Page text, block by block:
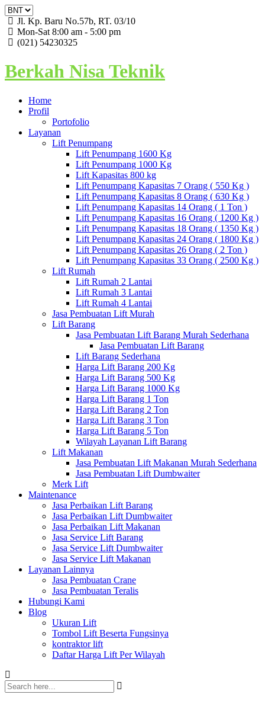
Jl. Kp. Baru No.57b, RT. 03/10
Mon-Sat 8:00 am - 5:00 pm
(021) 54230325
Berkah Nisa Teknik
Home
Profil
Portofolio
Layanan
Lift Penumpang
Lift Penumpang 1600 Kg
Lift Penumpang 1000 Kg
Lift Kapasitas 800 kg
Lift Penumpang Kapasitas 7 Orang ( 550 Kg )
Lift Penumpang Kapasitas 8 Orang ( 630 Kg )
Lift Penumpang Kapasitas 14 Orang ( 1 Ton )
Lift Penumpang Kapasitas 16 Orang ( 1200 Kg )
Lift Penumpang Kapasitas 18 Orang ( 1350 Kg )
Lift Penumpang Kapasitas 24 Orang ( 1800 Kg )
Lift Penumpang Kapasitas 26 Orang ( 2 Ton )
Lift Penumpang Kapasitas 33 Orang ( 2500 Kg )
Lift Rumah
Lift Rumah 2 Lantai
Lift Rumah 3 Lantai
Lift Rumah 4 Lantai
Jasa Pembuatan Lift Murah
Lift Barang
Jasa Pembuatan Lift Barang Murah Sederhana
Jasa Pembuatan Lift Barang
Lift Barang Sederhana
Harga Lift Barang 200 Kg
Harga Lift Barang 500 Kg
Harga Lift Barang 1000 Kg
Harga Lift Barang 1 Ton
Harga Lift Barang 2 Ton
Harga Lift Barang 3 Ton
Harga Lift Barang 5 Ton
Wilayah Layanan Lift Barang
Lift Makanan
Jasa Pembuatan Lift Makanan Murah Sederhana
Jasa Pembuatan Lift Dumbwaiter
Merk Lift
Maintenance
Jasa Perbaikan Lift Barang
Jasa Perbaikan Lift Dumbwaiter
Jasa Perbaikan Lift Makanan
Jasa Service Lift Barang
Jasa Service Lift Dumbwaiter
Jasa Service Lift Makanan
Layanan Lainnya
Jasa Pembuatan Crane
Jasa Pembuatan Teralis
Hubungi Kami
Blog
Ukuran Lift
Tombol Lift Beserta Fungsinya
kontraktor lift
Daftar Harga Lift Per Wilayah